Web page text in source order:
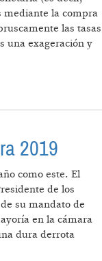
mediante la compra
las tasas
una exageración y
2019
como este. El
de los
su mandato de
en la cámara
dura derrota